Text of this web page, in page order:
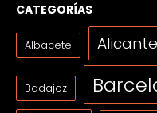
CATEGORÍAS
Albacete Alicante
Badajoz